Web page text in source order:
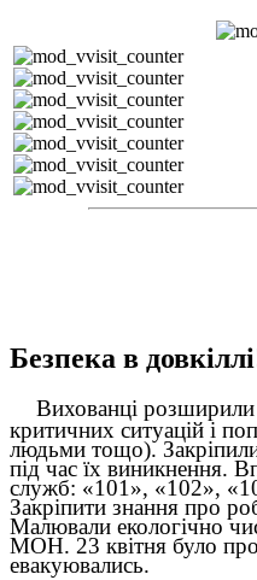
Безпека в
Вихованці розширили
критичних ситуацій і
людьми тощо). Закріпили
під час їх виникнення.
служб: «101», «102»,
Закріпити знання про
Малювали екологічно
МОН. 23 квітня було
евакуювались.